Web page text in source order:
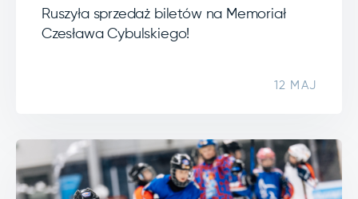
Ruszyła sprzedaż biletów na Memoriał
Czesława Cybulskiego!
12 MAJ